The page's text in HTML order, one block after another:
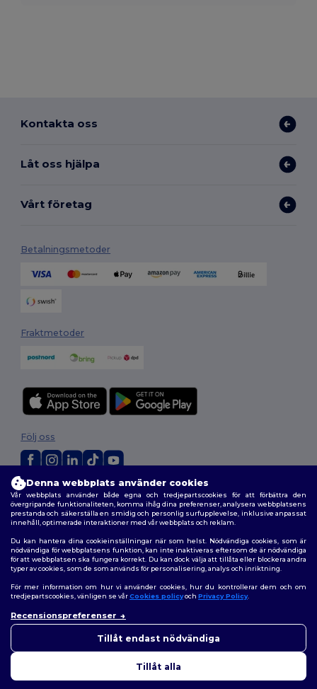
Kontakta oss
Låt oss hjälpa
Vårt företag
Betalningsmetoder
Fraktmetoder
2026. Alla rättigheter förbehållna
Allmänna Villkor|Anpassad policy| Integritetspolicy|Policy för cookies
|Karta över webbplatsen
Följ oss
Denna webbplats använder cookies
Vår webbplats använder både egna och tredjepartscookies för att förbättra den
övergripande funktionaliteten, komma ihåg dina preferenser, analysera webbplatsens
prestanda och säkerställa en smidig och personlig surfupplevelse, inklusive anpassat
innehåll, optimerade interaktioner med vår webbplats och reklam.
Du kan hantera dina cookieinställningar när som helst. Nödvändiga cookies, som är
nödvändiga för webbplatsens funktion, kan inte inaktiveras eftersom de är nödvändiga
för att webbplatsen ska fungera korrekt. Du kan dock välja att tillåta eller blockera andra
typer av cookies, som de som används för personalisering, analys och inriktning.
För mer information om hur vi använder cookies, hur du kontrollerar dem och om
tredjepartscookies, vänligen se vårCookies policyoch Privacy Policy.
Recensionspreferenser
Tillåt endast nödvändiga
Tillåt alla
funderingar kan du kontakta
finns här för som hjälp.